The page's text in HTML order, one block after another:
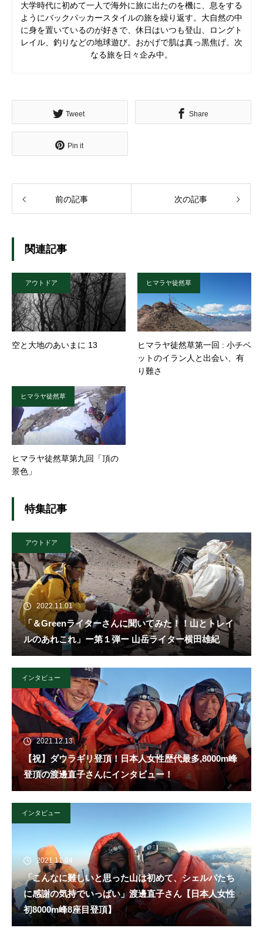
大学時代に初めて一人で海外に旅に出たのを機に、息をする
ようにバックパッカースタイルの旅を繰り返す。大自然の中
に身を置いているのが好きで、休日はいつも登山、ロングト
レイル、釣りなどの地球遊び。おかげで肌は真っ黒焦げ。次
なる旅を日々企み中。
Tweet Share
Pin it
前の記事 次の記事
関連記事
アウトドア
空と大地のあいまに 13
ヒマラヤ徒然草
ヒマラヤ徒然草第一回 : 小チベ
ットのイラン人と出会い、有
り難さ
ヒマラヤ徒然草
ヒマラヤ徒然草第九回「頂の
景色」
特集記事
アウトドア
2022.11.01
「＆Greenライターさんに聞いてみた！！山とトレイ
ルのあれこれ」ー第１弾ー 山岳ライター横田雄紀
インタビュー
2021.12.13
【祝】ダウラギリ登頂！日本人女性歴代最多,8000m峰
登頂の渡邊直子さんにインタビュー！
インタビュー
2021.11.04
「こんなに難しいと思った山は初めて、シェルパたち
に感謝の気持でいっぱい」渡邊直子さん【日本人女性
初8000m峰8座目登頂】